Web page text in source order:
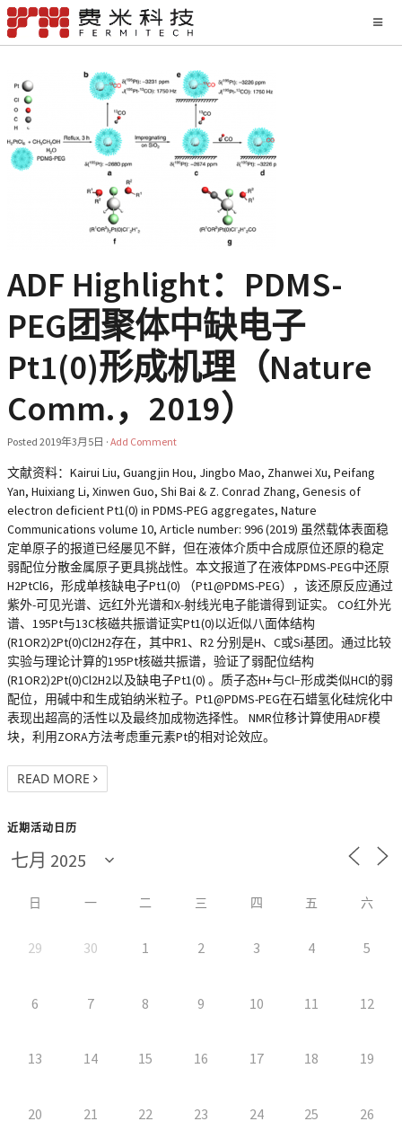
ADF Highlight：PDMS-
PEG团聚体中缺电子
Pt1(0)形成机理（Nature
Comm.，2019）
Posted 2019年3月5日 · Add Comment
文献资料：Kairui Liu, Guangjin Hou, Jingbo Mao, Zhanwei Xu, Peifang
Yan, Huixiang Li, Xinwen Guo, Shi Bai & Z. Conrad Zhang, Genesis of
electron deficient Pt1(0) in PDMS-PEG aggregates, Nature
Communications volume 10, Article number: 996 (2019) 虽然载体表面稳
定单原子的报道已经屡见不鲜，但在液体介质中合成原位还原的稳定
弱配位分散金属原子更具挑战性。本文报道了在液体PDMS-PEG中还原
H2PtCl6，形成单核缺电子Pt1(0) （Pt1@PDMS-PEG），该还原反应通过
紫外-可见光谱、远红外光谱和X-射线光电子能谱得到证实。 CO红外光
谱、195Pt与13C核磁共振谱证实Pt1(0)以近似八面体结构
(R1OR2)2Pt(0)Cl2H2存在，其中R1、R2 分别是H、C或Si基团。通过比较
实验与理论计算的195Pt核磁共振谱，验证了弱配位结构
(R1OR2)2Pt(0)Cl2H2以及缺电子Pt1(0) 。质子态H+与Cl−形成类似HCl的弱
配位，用碱中和生成铂纳米粒子。Pt1@PDMS-PEG在石蜡氢化硅烷化中
表现出超高的活性以及最终加成物选择性。 NMR位移计算使用ADF模
块，利用ZORA方法考虑重元素Pt的相对论效应。
READ MORE
近期活动日历
日 一 二 三 四 五 六
29 30 1 2 3 4 5
6 7 8 9 10 11 12
13 14 15 16 17 18 19
20 21 22 23 24 25 26